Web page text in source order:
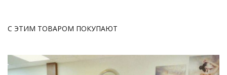
С ЭТИМ ТОВАРОМ ПОКУПАЮТ